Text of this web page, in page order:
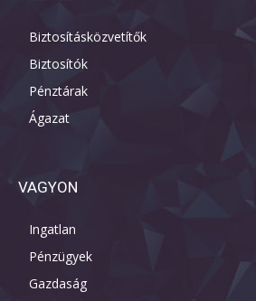
Biztosításközvetítők
Biztosítók
Pénztárak
Ágazat
VAGYON
Ingatlan
Pénzügyek
Gazdaság